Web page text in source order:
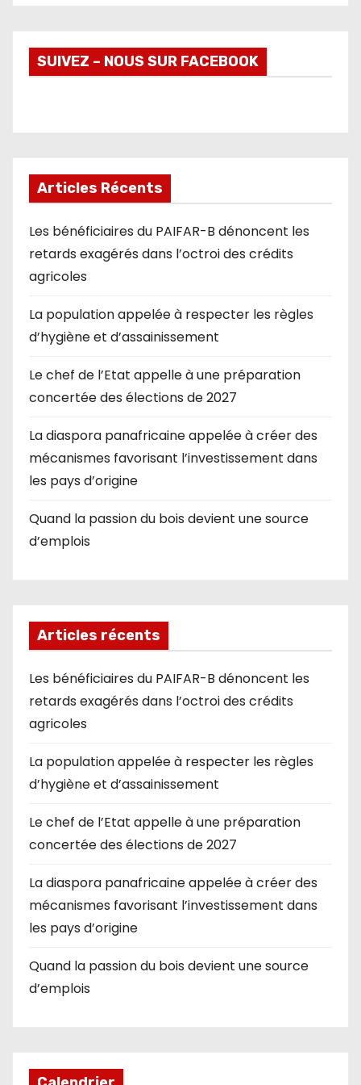
SUIVEZ – NOUS SUR FACEBOOK
Articles Récents
Les bénéficiaires du PAIFAR-B dénoncent les
retards exagérés dans l’octroi des crédits
agricoles
La population appelée à respecter les règles
d’hygiène et d’assainissement
Le chef de l’Etat appelle à une préparation
concertée des élections de 2027
La diaspora panafricaine appelée à créer des
mécanismes favorisant l’investissement dans
les pays d’origine
Quand la passion du bois devient une source
d’emplois
Articles récents
Les bénéficiaires du PAIFAR-B dénoncent les
retards exagérés dans l’octroi des crédits
agricoles
La population appelée à respecter les règles
d’hygiène et d’assainissement
Le chef de l’Etat appelle à une préparation
concertée des élections de 2027
La diaspora panafricaine appelée à créer des
mécanismes favorisant l’investissement dans
les pays d’origine
Quand la passion du bois devient une source
d’emplois